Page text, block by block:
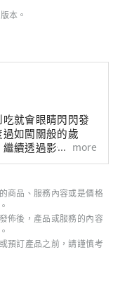
本。
就會眼睛閃閃發
如闖關般的歲
繼續透過影像與文
珍貴回憶與觀察
景日常，2190X
more
商品、服務內容或是價格
佈後，產品或服務的內容
預訂產品之前，請謹慎考